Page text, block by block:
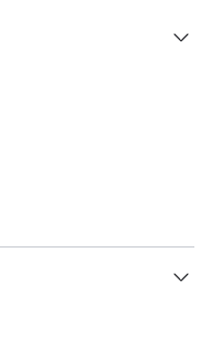
precyzyjną
i włosy.
kontrolą